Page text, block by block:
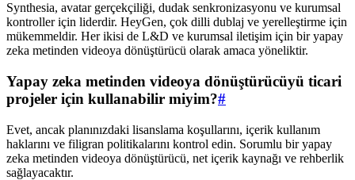
Synthesia, avatar gerçekçiliği, dudak senkronizasyonu ve kurumsal
kontroller için liderdir. HeyGen, çok dilli dublaj ve yerelleştirme için
mükemmeldir. Her ikisi de L&D ve kurumsal iletişim için bir yapay
zeka metinden videoya dönüştürücü olarak amaca yöneliktir.
Yapay zeka metinden videoya dönüştürücüyü ticari
projeler için kullanabilir miyim?#
Evet, ancak planınızdaki lisanslama koşullarını, içerik kullanım
haklarını ve filigran politikalarını kontrol edin. Sorumlu bir yapay
zeka metinden videoya dönüştürücü, net içerik kaynağı ve rehberlik
sağlayacaktır.